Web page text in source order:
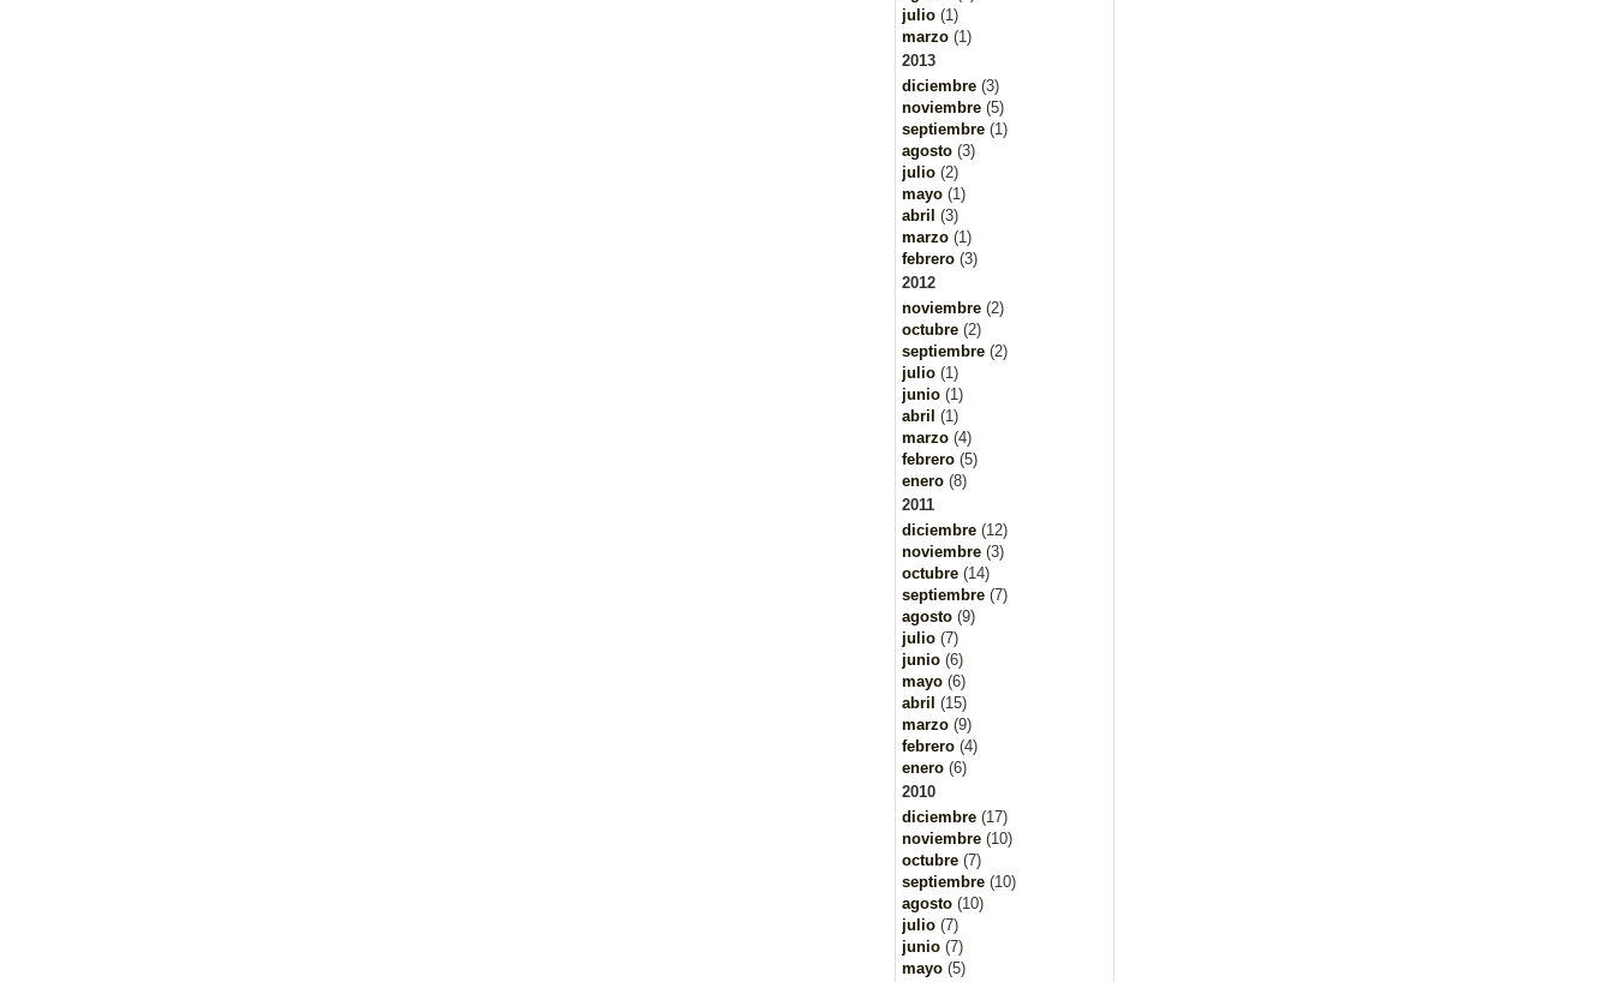
julio (1)
marzo (1)
2013
diciembre (3)
noviembre (5)
septiembre (1)
agosto (3)
julio (2)
mayo (1)
abril (3)
marzo (1)
febrero (3)
2012
noviembre (2)
octubre (2)
septiembre (2)
julio (1)
junio (1)
abril (1)
marzo (4)
febrero (5)
enero (8)
2011
diciembre (12)
noviembre (3)
octubre (14)
septiembre (7)
agosto (9)
julio (7)
junio (6)
mayo (6)
abril (15)
marzo (9)
febrero (4)
enero (6)
2010
diciembre (17)
noviembre (10)
octubre (7)
septiembre (10)
agosto (10)
julio (7)
junio (7)
mayo (5)